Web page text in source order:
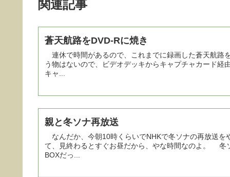
関連記事
蒼天航路をDVD-Rに焼き
連休で時間があるので、これまでに録画した蒼天航
う物はないので、ビデオデッキからキャプチャカード
キャ...
親と冬ソナ再放送
なんだか、今朝10時くらいでNHKで冬ソナの再放送
て、見終わるとすぐお昼だから、やな時間なのよ。
BOXだっ...